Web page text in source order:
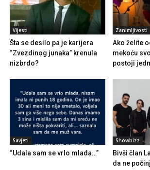
Vijesti
Šta se desilo pa je karijera
“Zvezdinog junaka” krenula
nizbrdo?
Zanimljivosti
Ako želite
mekoću
postoji
Savjeti
“Udala sam se vrlo mlada…”
Showbizz
Bivši član
da ne